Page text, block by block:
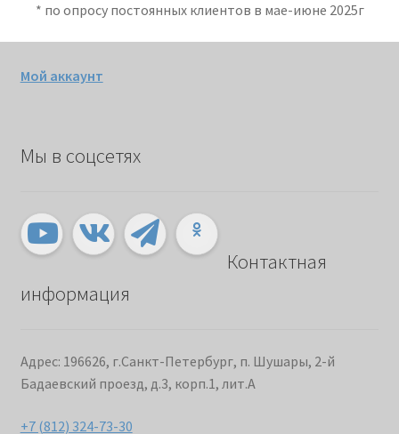
* по опросу постоянных клиентов в мае-июне 2025г
Мой аккаунт
Мы в соцсетях
Контактная
информация
Адрес: 196626, г.Санкт-Петербург, п. Шушары, 2-й
Бадаевский проезд, д.3, корп.1, лит.А
+7 (812) 324-73-30